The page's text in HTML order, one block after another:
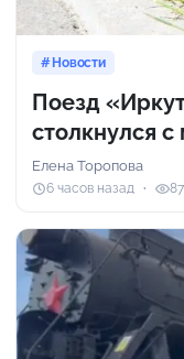
Новости
Поезд
столкнулся
Елена Торопова
6 часов назад